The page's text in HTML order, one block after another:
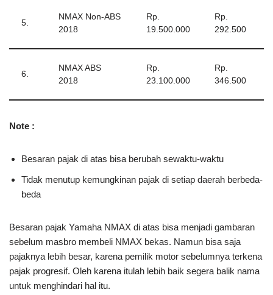
5.
NMAX Non-ABS
2018
Rp.
19.500.000
Rp.
292.500
6.
NMAX ABS
2018
Rp.
23.100.000
Rp.
346.500
Note :
Besaran pajak di atas bisa berubah sewaktu-waktu
Tidak menutup kemungkinan pajak di setiap daerah berbeda-
beda
Besaran pajak Yamaha NMAX di atas bisa menjadi gambaran
sebelum masbro membeli NMAX bekas. Namun bisa saja
pajaknya lebih besar, karena pemilik motor sebelumnya terkena
pajak progresif. Oleh karena itulah lebih baik segera balik nama
untuk menghindari hal itu.